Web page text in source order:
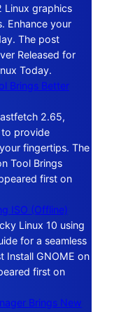
Linux graphics
Enhance your
The post
Released for
Today.
Brings Better
2.65,
provide
fingertips. The
Tool Brings
first on
ISO (Offline)
Linux 10 using
for a seamless
Install GNOME on
first on
Brings New